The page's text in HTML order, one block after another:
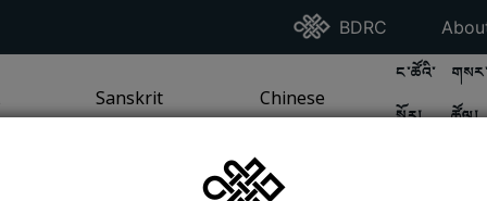
Go To BDRC
BDRC Go
/ SEA TRADITIONPAGE
GO TOSANSKRIT TRADITION
Sanskrit
GO TOCHINESE TRADITION
Chinese
GO TO
ང་ཚོའི་
སྐོར།
GO
ཚོལ།